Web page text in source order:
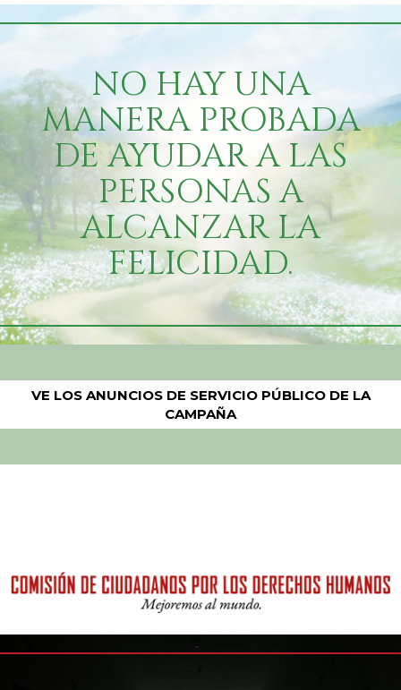
NO HAY UNA
MANERA PROBADA
DE AYUDAR A LAS
PERSONAS A
ALCANZAR LA
FELICIDAD.
VE LOS ANUNCIOS DE SERVICIO PÚBLICO DE LA
CAMPAÑA